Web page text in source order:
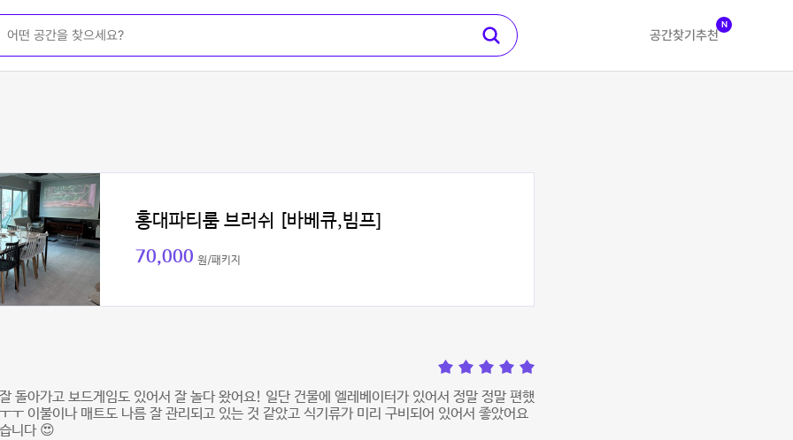
공간찾기 추천
N
홍대파티룸 브러쉬 [바베큐,빔프]
70,000 원/패키지
돌아가고 보드게임도 있어서 잘 놀다 왔어요! 일단 건물에 엘레베이터가 있어서 정말 정말 편했
ㅜ 이불이나 매트도 나름 잘 관리되고 있는 것 같았고 식기류가 미리 구비되어 있어서 좋았어요
니다 😍